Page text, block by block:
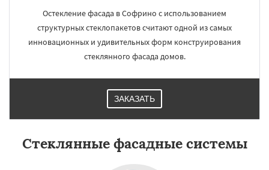
Остекление фасада в Софрино с использованием
структурных стеклопакетов считают одной из самых
инновационных и удивительных форм конструирования
стеклянного фасада домов.
ЗАКАЗАТЬ
Стеклянные фасадные системы